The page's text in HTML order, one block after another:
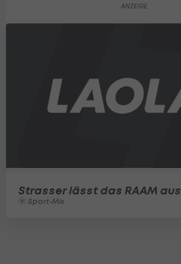
Strasser lässt das RAAM aus
Sport-Mix